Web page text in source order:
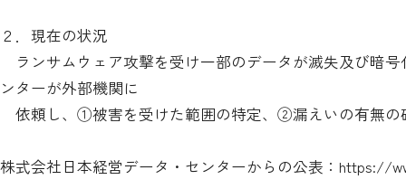
２．現在の状況
ランサムウェア攻撃を受け一部のデータが滅失及び暗
ンターが外部機関に
依頼し、①被害を受けた範囲の特定、②漏えいの有無の
株式会社日本経営データ・センターからの公表： https://